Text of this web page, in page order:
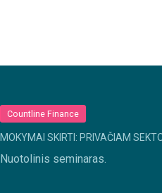
Countline Finance
MOKYMAI SKIRTI: PRIVAČIAM
Nuotolinis seminaras.